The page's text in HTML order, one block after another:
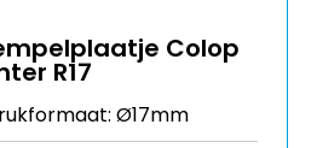
Colop
R17
Ø17mm